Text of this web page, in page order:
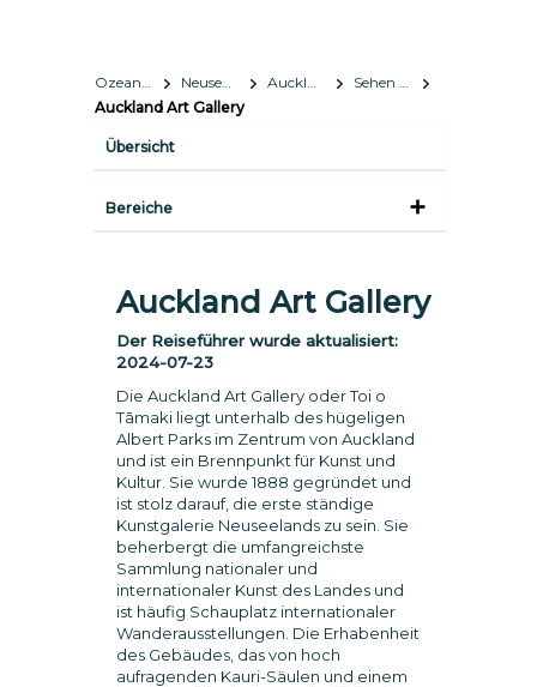
Ozeanien Neuseeland Auckland
Sehen & Erleben
Auckland Art Gallery
Übersicht
Bereiche
Auckland Art Gallery
Der Reiseführer wurde aktualisiert:
2024-07-23
Die Auckland Art Gallery oder Toi o
Tāmaki liegt unterhalb des hügeligen
Albert Parks im Zentrum von Auckland
und ist ein Brennpunkt für Kunst und
Kultur. Sie wurde 1888 gegründet und
ist stolz darauf, die erste ständige
Kunstgalerie Neuseelands zu sein. Sie
beherbergt die umfangreichste
Sammlung nationaler und
internationaler Kunst des Landes und
ist häufig Schauplatz internationaler
Wanderausstellungen. Die Erhabenheit
des Gebäudes, das von hoch
aufragenden Kauri-Säulen und einem